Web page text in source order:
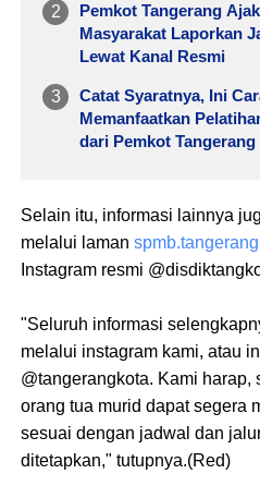
Pemkot Tangerang
Masyarakat Laporkan
Lewat Kanal Resmi
Catat Syaratnya, Ini
Memanfaatkan
dari Pemkot Tangerang
Selain itu, informasi lainnya
melalui laman
Instagram resmi
"Seluruh informasi
melalui instagram kami, atau
@tangerangkota. Kami harap,
orang tua murid dapat segera
sesuai dengan jadwal dan
ditetapkan," tutupnya.(Red)